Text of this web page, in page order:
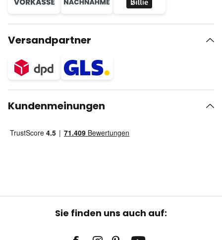
Versandpartner
Kundenmeinungen
Sie finden uns auch auf: